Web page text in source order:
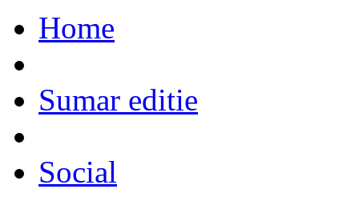
Home
Sumar editie
Social